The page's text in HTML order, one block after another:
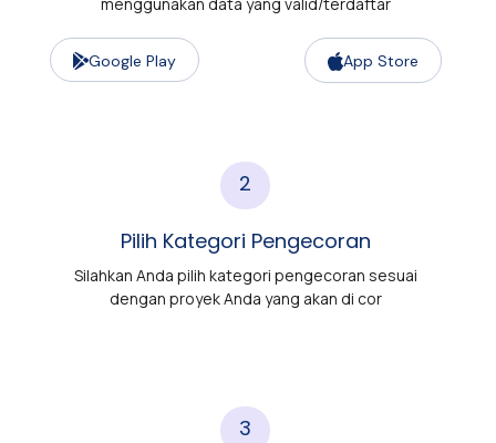
Google Play App Store
2
Pilih Kategori Pengecoran
Silahkan Anda pilih kategori pengecoran sesuai
dengan proyek Anda yang akan di cor
3